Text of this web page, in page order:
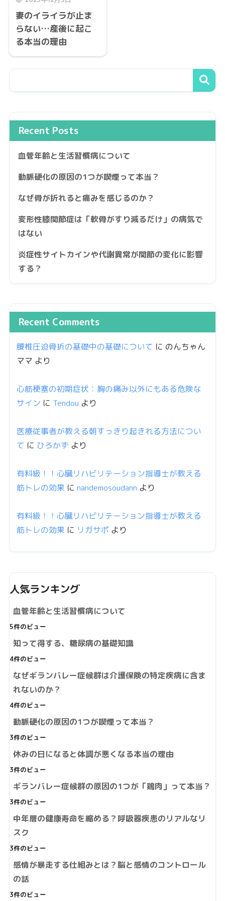
妻のイライラが止ま
らない…産後に起こ
る本当の理由
Recent Posts
血管年齢と生活習慣病について
動脈硬化の原因の1つが喫煙って本当？
なぜ骨が折れると痛みを感じるのか？
変形性膝関節症は「軟骨がすり減るだけ」の病気で
はない
炎症性サイトカインや代謝異常が関節の変化に影響
する？
Recent Comments
腰椎圧迫骨折の基礎中の基礎について に のんちゃん
ママ より
心筋梗塞の初期症状：胸の痛み以外にもある危険な
サイン に Tendou より
医療従事者が教える朝すっきり起きれる方法につい
て に ひろかず より
有料級！！心臓リハビリテーション指導士が教える
筋トレの効果 に nandemosoudann より
有料級！！心臓リハビリテーション指導士が教える
筋トレの効果 に リガサポ より
人気ランキング
血管年齢と生活習慣病について
5件のビュー
知って得する、糖尿病の基礎知識
4件のビュー
なぜギランバレー症候群は介護保険の特定疾病に含ま
れないのか？
4件のビュー
動脈硬化の原因の1つが喫煙って本当？
3件のビュー
休みの日になると体調が悪くなる本当の理由
3件のビュー
ギランバレー症候群の原因の1つが「鶏肉」って本当？
3件のビュー
中年層の健康寿命を縮める？呼吸器疾患のリアルなリ
スク
3件のビュー
感情が暴走する仕組みとは？脳と感情のコントロール
の話
3件のビュー